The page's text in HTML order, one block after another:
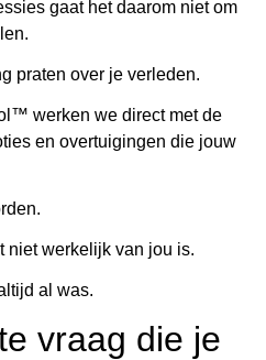
gaat het daarom niet om
praten over je verleden.
werken we direct met de
en overtuigingen die jouw
niet werkelijk van jou is.
al was.
vraag die je